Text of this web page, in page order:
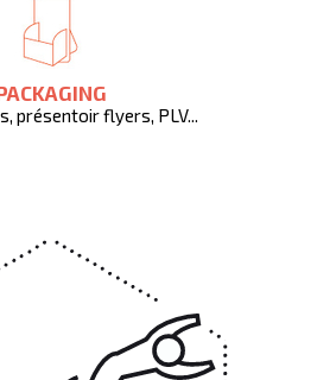
présentoir flyers, PLV...